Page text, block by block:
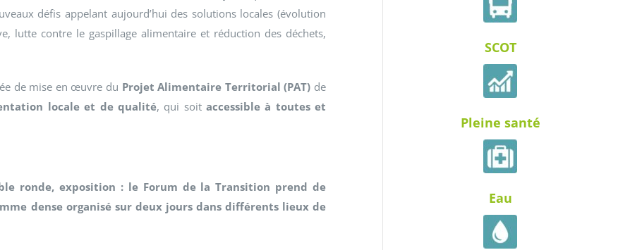
défis appelant aujourd’hui des solutions locales (évolution
lutte contre le gaspillage alimentaire et réduction des déchets,
de mise en œuvre du Projet Alimentaire Territorial (PAT) de
locale et de qualité, qui soit accessible à toutes et
ronde, exposition : le Forum de la Transition prend de
dense organisé sur deux jours dans différents lieux de
SCOT
Pleine santé
Eau